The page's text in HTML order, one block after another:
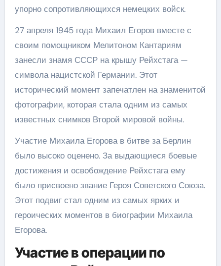
упорно сопротивляющихся немецких войск.
27 апреля 1945 года Михаил Егоров вместе с
своим помощником Мелитоном Кантариям
занесли знамя СССР на крышу Рейхстага —
символа нацистской Германии. Этот
исторический момент запечатлен на знаменитой
фотографии, которая стала одним из самых
известных снимков Второй мировой войны.
Участие Михаила Егорова в битве за Берлин
было высоко оценено. За выдающиеся боевые
достижения и освобождение Рейхстага ему
было присвоено звание Героя Советского Союза.
Этот подвиг стал одним из самых ярких и
героических моментов в биографии Михаила
Егорова.
Участие в операции по